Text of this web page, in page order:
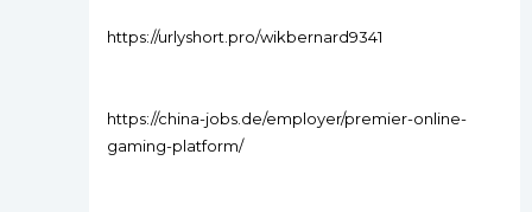
https://urlyshort.pro/wikbernard9341
https://china-jobs.de/employer/premier-online-
gaming-platform/